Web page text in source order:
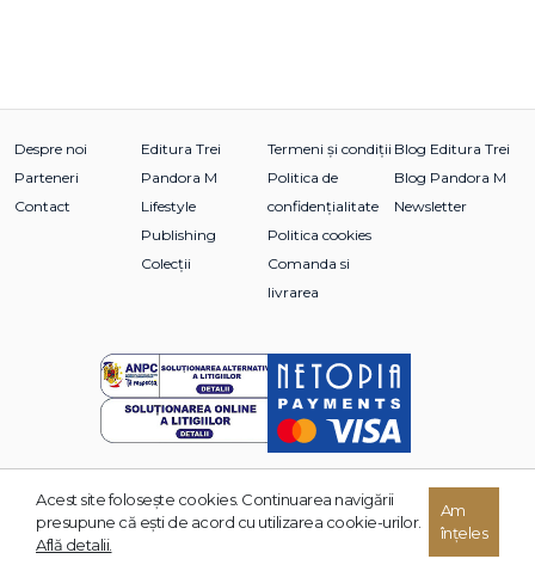
Despre noi
Parteneri
Contact
Editura Trei
Pandora M
Lifestyle
Publishing
Colecții
Termeni și condiții
Politica de
confidențialitate
Politica cookies
Comanda si
livrarea
Blog Editura Trei
Blog Pandora M
Newsletter
© 2026 Grupul Editorial TREI. Toate drepturile rezervate.
Acest site foloseşte cookies. Continuarea navigării
presupune că eşti de acord cu utilizarea cookie-urilor.
Află detalii.
Am
înțeles